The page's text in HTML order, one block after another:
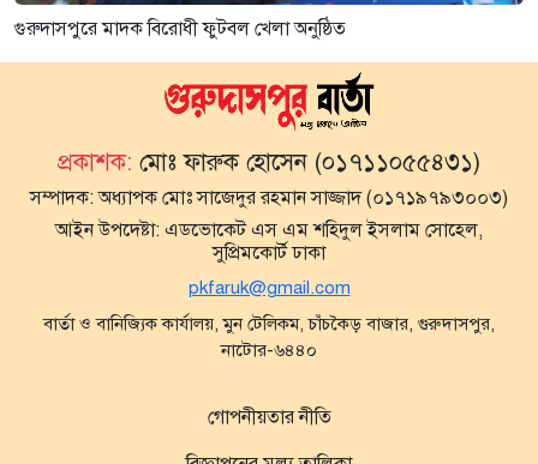
গুরুদাসপুরে মাদক বিরোধী ফুটবল খেলা অনুষ্ঠিত
প্রকাশক: মোঃ ফারুক হোসেন (০১৭১১০৫৫৪৩১)
সম্পাদক:অধ্যাপক মোঃ সাজেদুর রহমান সাজ্জাদ (০১৭১৯৭৯৩০০৩)
আইন উপদেষ্টা: এডভোকেট এস এম শহিদুল ইসলাম সোহেল,
সুপ্রিমকোর্ট ঢাকা
pkfaruk@gmail.com
বার্তা ও বানিজ্যিক কার্যালয়, মুন টেলিকম, চাঁচকৈড় বাজার, গুরুদাসপুর,
নাটোর-৬৪৪০
গোপনীয়তার নীতি